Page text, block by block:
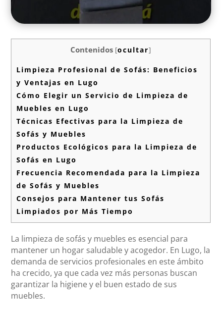
Contenidos [ocultar]
Limpieza Profesional de Sofás: Beneficios
y Ventajas en Lugo
Cómo Elegir un Servicio de Limpieza de
Muebles en Lugo
Técnicas Efectivas para la Limpieza de
Sofás y Muebles
Productos Ecológicos para la Limpieza de
Sofás en Lugo
Frecuencia Recomendada para la Limpieza
de Sofás y Muebles
Consejos para Mantener tus Sofás
Limpiados por Más Tiempo
La limpieza de sofás y muebles es esencial para
mantener un hogar saludable y acogedor. En Lugo, la
demanda de servicios profesionales en este ámbito
ha crecido, ya que cada vez más personas buscan
garantizar la higiene y el buen estado de sus
muebles.